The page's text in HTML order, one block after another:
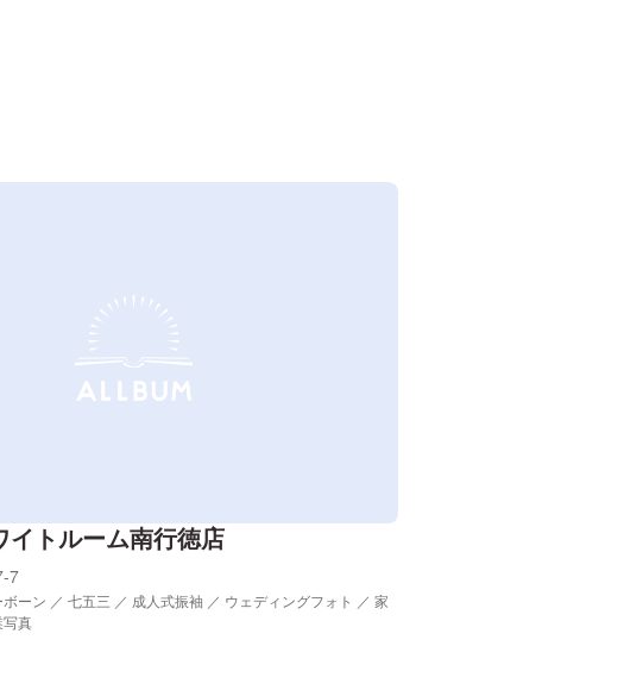
イトルーム南行徳店
7
ーン ／ 七五三 ／ 成人式振袖 ／ ウェディングフォト ／ 家
写真